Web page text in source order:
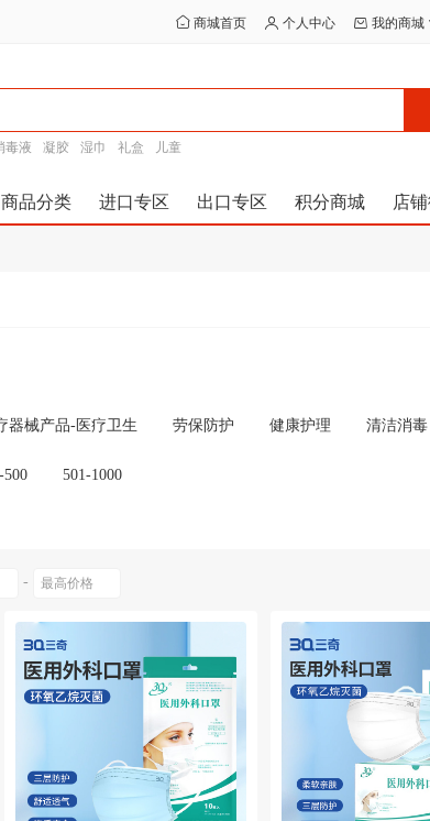
商城首页 个人中心 我的商城
毒液 凝胶 湿巾 礼盒 儿童
商品分类 进口专区 出口专区 积分商城 店
器械产品-医疗卫生 劳保防护 健康护理 清洁消毒
500 501-1000
-